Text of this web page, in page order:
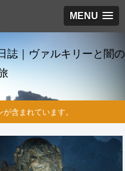
MENU
誌｜ヴァルキリーと闇の
含まれています。